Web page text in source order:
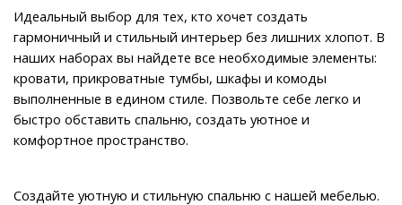
Идеальный выбор для тех, кто хочет создать
гармоничный и стильный интерьер без лишних хлопот. В
наших наборах вы найдете все необходимые элементы:
кровати, прикроватные тумбы, шкафы и комоды
выполненные в едином стиле. Позвольте себе легко и
быстро обставить спальню, создать уютное и
комфортное пространство.
Создайте уютную и стильную спальню с нашей мебелью.